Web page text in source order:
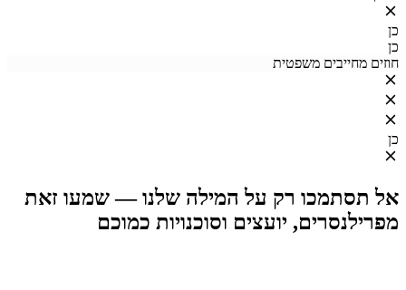
כן
כן
חוזים מחייבים משפטית
כן
אל תסתמכו רק על המילה שלנו — שמעו זאת
מפרילנסרים, יועצים וסוכנויות כמוכם